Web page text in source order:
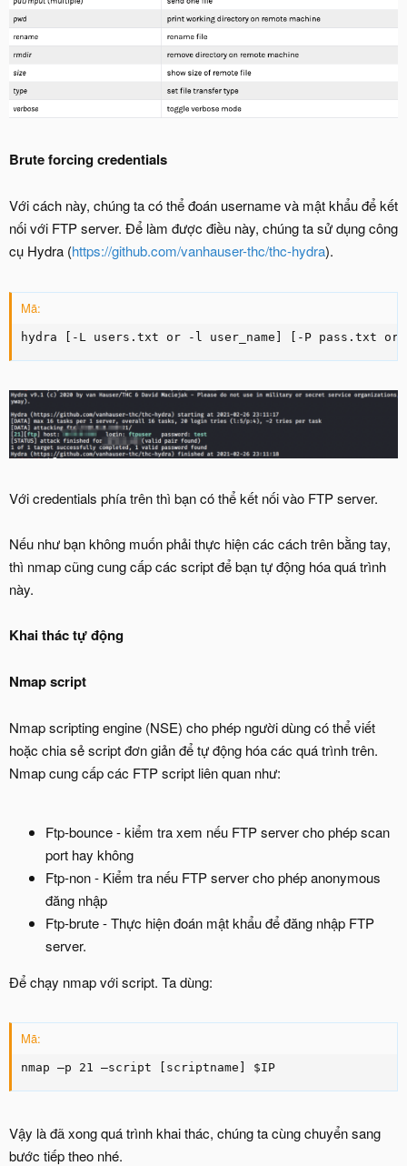
Brute forcing credentials
Với cách này, chúng ta có thể đoán username và mật khẩu để kết
nối với FTP server. Để làm được điều này, chúng ta sử dụng công
cụ Hydra (https://github.com/vanhauser-thc/thc-hydra).
Mã:
hydra [-L users.txt or -l user_name] [-P pass.txt
Với credentials phía trên thì bạn có thể kết nối vào FTP server.
Nếu như bạn không muốn phải thực hiện các cách trên bằng tay,
thì nmap cũng cung cấp các script để bạn tự động hóa quá trình
này.
Khai thác tự động
Nmap script
Nmap scripting engine (NSE) cho phép người dùng có thể viết
hoặc chia sẻ script đơn giản để tự động hóa các quá trình trên.
Nmap cung cấp các FTP script liên quan như:
Ftp-bounce - kiểm tra xem nếu FTP server cho phép scan
port hay không
Ftp-non - Kiểm tra nếu FTP server cho phép anonymous
đăng nhập
Ftp-brute - Thực hiện đoán mật khẩu để đăng nhập FTP
server.
Để chạy nmap với script. Ta dùng:
Mã:
nmap –p 21 –script [scriptname] $IP
Vậy là đã xong quá trình khai thác, chúng ta cùng chuyển sang
bước tiếp theo nhé.